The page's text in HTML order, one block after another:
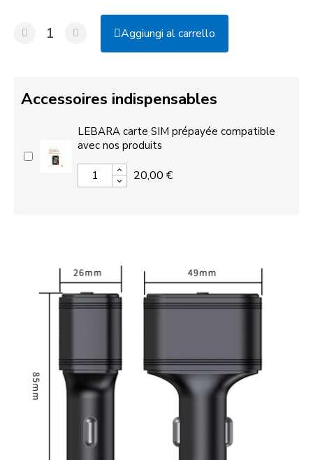
Aggiungi al carrello
Accessoires indispensables
LEBARA carte SIM prépayée compatible
avec nos produits
20,00 €